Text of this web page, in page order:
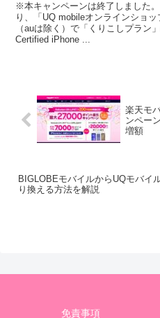
※本キャンペーンは終了しました
り、「UQ mobileオンラインショ
（auは除く）で「くりこしプラン
Certified iPhone ...
楽天モ
ンペー
増額
BIGLOBEモバイルからUQモバイ
り換える方法を解説
免責事項